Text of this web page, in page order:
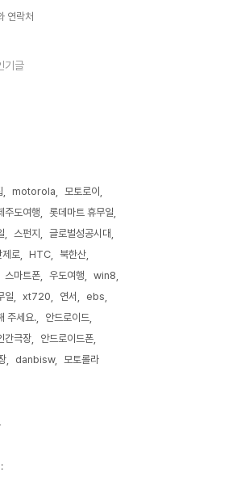
연락처
기글
motorola
모토로이
주도여행
롯데마트 휴무일
스펀지
글로벌성공시대
제로 HTC
북한산
스마트폰 우도여행
win8
일
xt720 연서
ebs
주세요.
안드로이드
간극장
안드로이드폰
danbisw 모토롤라